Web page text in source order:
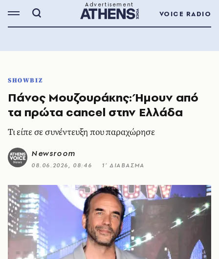
VOICE RADIO
SHOWBIZ
Πάνος Μουζουράκης: Ήμουν από
τα πρώτα cancel στην Ελλάδα
Τι είπε σε συνέντευξη που παραχώρησε
Newsroom
08.06.2026, 08:46 1’ ΔΙΑΒΑΣΜΑ